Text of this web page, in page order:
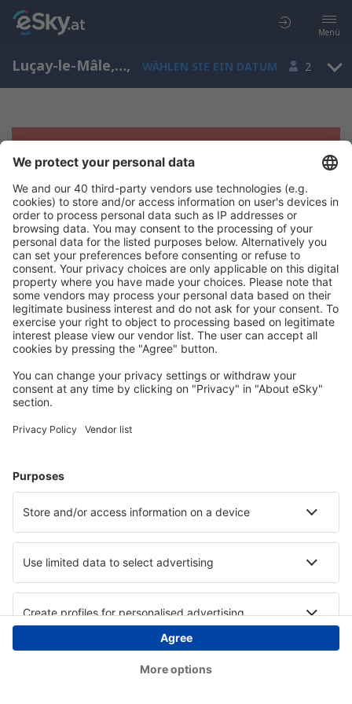
Menü
Luçay-le-Mâle, Centre-Val, Frankreich, WÄHLEN SIE EIN DATUM 2
Es tut uns leid, wir können keine
Ergebnisse aufzeigen
Bitte starten Sie Ihre Suche erneut mit anderen Suchkriterien.
Copyright © eSky.at. Alle Rechte vorbehalten.